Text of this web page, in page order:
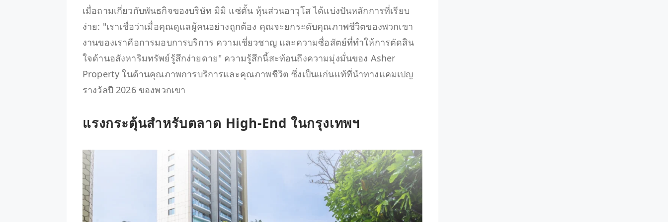
เมื่อถามเกี่ยวกับพันธกิจของบริษัท มิมิ แซ่ตั้น หุ้นส่วนอาวุโส ได้แบ่งปันหลักการที่เรียบ
ง่าย: "เราเชื่อว่าเมื่อคุณดูแลผู้คนอย่างถูกต้อง คุณจะยกระดับคุณภาพชีวิตของพวกเขา
งานของเราคือการมอบการบริการ ความเชี่ยวชาญ และความซื่อสัตย์ที่ทำให้การตัดสิน
ใจด้านอสังหาริมทรัพย์รู้สึกง่ายดาย" ความรู้สึกนี้สะท้อนถึงความมุ่งมั่นของ Asher
Property ในด้านคุณภาพการบริการและคุณภาพชีวิต ซึ่งเป็นแก่นแท้ที่นำทางแคมเปญ
รางวัลปี 2026 ของพวกเขา
แรงกระตุ้นสำหรับตลาด High-End ในกรุงเทพฯ